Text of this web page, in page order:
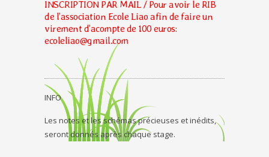
INSCRIPTION PAR MAIL / Pour avoir le RIB
de l’association Ecole Liao afin de faire un
virement d’acompte de 100 euros:
ecoleliao@gmail.com
INFO
Les notes et les schémas précieuses et inédits,
seront donnés après chaque stage.